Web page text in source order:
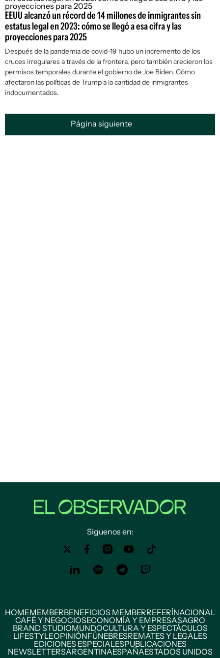
EEUU alcanzó un récord de 14 millones de inmigrantes sin
estatus legal en 2023: cómo se llegó a esa cifra y las
proyecciones para 2025
Después de la pandemia de covid-19 hubo un incremento de los
cruces irregulares a través de la frontera, pero también crecieron los
permisos temporales durante el gobierno de Joe Biden. Cómo
afectaron las políticas de Trump a la cantidad de inmigrantes
indocumentados.
Página siguiente
Siguenos en:
HOMEMEMBERBENEFICIOS MEMBERREFERÍNACIONAL
CAFÉ Y NEGOCIOSECONOMÍA Y EMPRESASAGRO
BRAND STUDIOMUNDOCULTURA Y ESPECTÁCULOS
LIFESTYLEOPINIÓNFÚNEBRESREMATES Y LEGALES
EDICIONES ESPECIALESPUBLICACIONES
NEWSLETTERSARGENTINAESPAÑAESTADOS UNIDOS